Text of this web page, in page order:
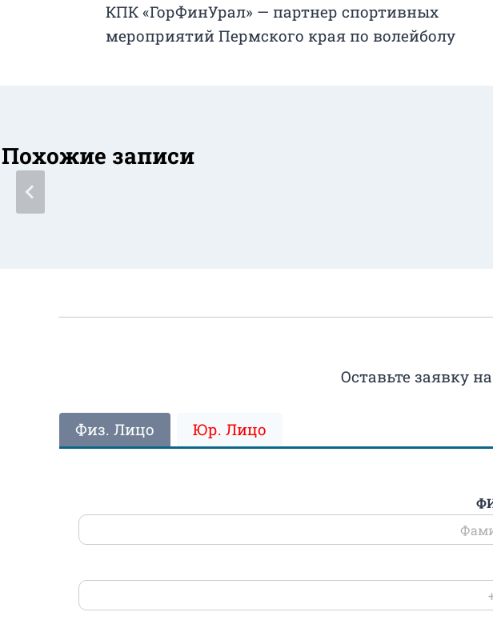
по
записям
КПК «ГорФинУрал» — партнер спортивных
мероприятий Пермского края по волейболу
Похожие записи
Оставьте заявку
Физ. Лицо Юр. Лицо